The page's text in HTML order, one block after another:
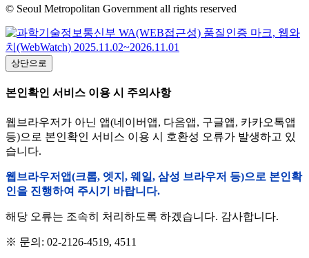
© Seoul Metropolitan Government all rights reserved
상단으로
본인확인 서비스 이용 시 주의사항
웹브라우저가 아닌 앱(네이버앱, 다음앱, 구글앱, 카카오톡앱
등)으로 본인확인 서비스 이용 시 호환성 오류가 발생하고 있
습니다.
웹브라우저앱(크롬, 엣지, 웨일, 삼성 브라우저 등)으로 본인확
인을 진행하여 주시기 바랍니다.
해당 오류는 조속히 처리하도록 하겠습니다. 감사합니다.
※ 문의: 02-2126-4519, 4511